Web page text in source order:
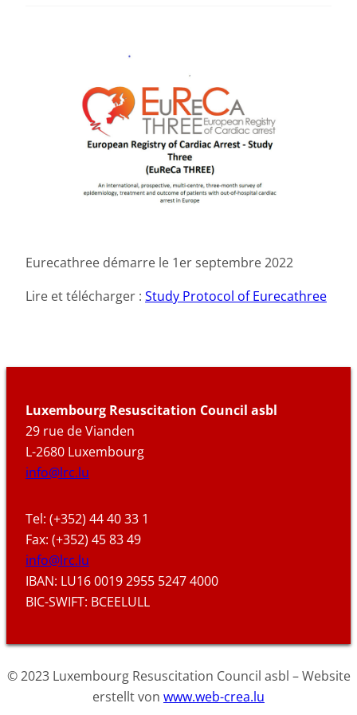
Eurecathree démarre le 1er septembre 2022
Lire et télécharger : Study Protocol of Eurecathree
Luxembourg Resuscitation Council asbl
29 rue de Vianden
L-2680 Luxembourg
info@lrc.lu
Tel: (+352) 44 40 33 1
Fax: (+352) 45 83 49
info@lrc.lu
IBAN: LU16 0019 2955 5247 4000
BIC-SWIFT: BCEELULL
© 2023 Luxembourg Resuscitation Council asbl – Website
erstellt von www.web-crea.lu